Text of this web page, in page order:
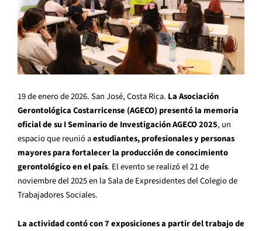
19 de enero de 2026. San José, Costa Rica. La Asociación
Gerontológica Costarricense (AGECO) presentóla memoria
oficial de su I Seminario de Investigación AGECO 2025, un
espacio que reunió aestudiantes, profesionales y personas
mayores para fortalecer la producción de conocimiento
gerontológico en el país. El evento se realizó el 21 de
noviembre del 2025 en la Sala de Expresidentes del Colegio de
Trabajadores Sociales.
La actividad contó con 7 exposiciones a partir del trabajo de